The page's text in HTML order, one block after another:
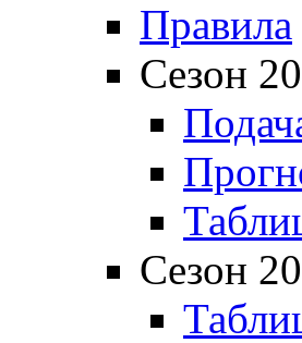
Правила
Сезон
Сезон